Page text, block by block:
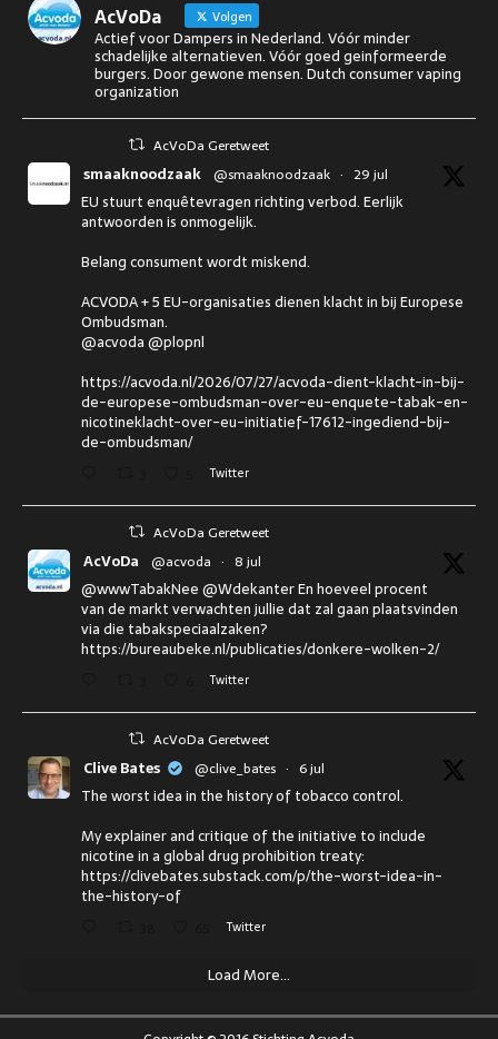
AcVoDa Volgen
Actief voor Dampers in Nederland. Vóór minder
schadelijke alternatieven. Vóór goed geinformeerde
burgers. Door gewone mensen. Dutch consumer vaping
organization
AcVoDa Geretweet
smaaknoodzaak @smaaknoodzaak · 29 jul
EU stuurt enquêtevragen richting verbod. Eerlijk
antwoorden is onmogelijk.
Belang consument wordt miskend.
ACVODA + 5 EU-organisaties dienen klacht in bij Europese
Ombudsman.
@acvoda @plopnl
https://acvoda.nl/2026/07/27/acvoda-dient-klacht-in-bij-
de-europese-ombudsman-over-eu-enquete-tabak-en-
nicotineklacht-over-eu-initiatief-17612-ingediend-bij-
de-ombudsman/
Twitter
AcVoDa Geretweet
AcVoDa @acvoda · 8 jul
@wwwTabakNee @Wdekanter En hoeveel procent
van de markt verwachten jullie dat zal gaan plaatsvinden
via die tabakspeciaalzaken?
https://bureaubeke.nl/publicaties/donkere-wolken-2/
Twitter
AcVoDa Geretweet
Clive Bates @clive_bates · 6 jul
The worst idea in the history of tobacco control.
My explainer and critique of the initiative to include
nicotine in a global drug prohibition treaty:
https://clivebates.substack.com/p/the-worst-idea-in-
the-history-of
Twitter
Load More...